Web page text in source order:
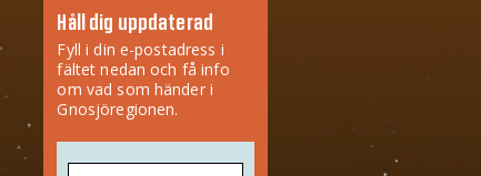
Håll dig uppdaterad
Fyll i din e-postadress i
fältet nedan och få info
om vad som händer i
Gnosjöregionen.